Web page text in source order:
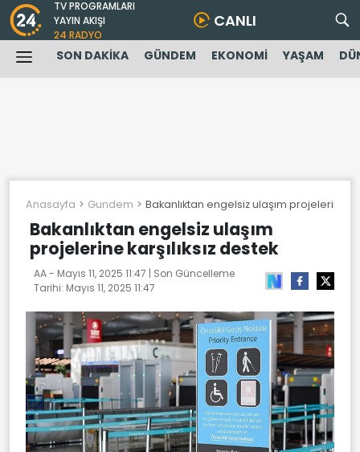
TV PROGRAMLARI
YAYIN AKIŞI
24 RADYO
CANLI
SON DAKİKA GÜNDEM EKONOMİ YAŞAM
Anasayfa Gundem Bakanlıktan engelsiz ulaşım projelerine
Bakanlıktan engelsiz ulaşım
projelerine karşılıksız destek
AA - Mayıs 11, 2025 11:47 | Son Güncelleme
Tarihi: Mayıs 11, 2025 11:47